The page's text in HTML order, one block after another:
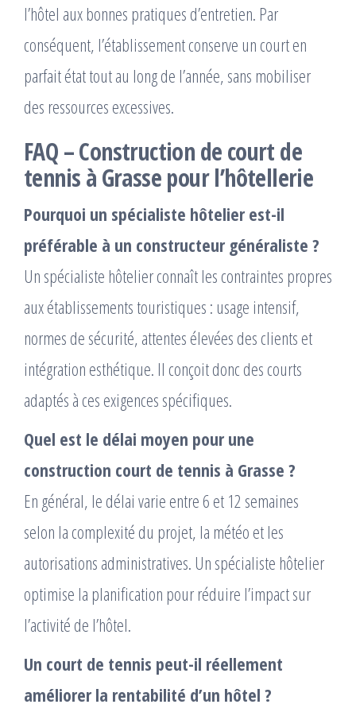
l’hôtel aux bonnes pratiques d’entretien. Par
conséquent, l’établissement conserve un court en
parfait état tout au long de l’année, sans mobiliser
des ressources excessives.
FAQ – Construction de court de
tennis à Grasse pour l’hôtellerie
Pourquoi un spécialiste hôtelier est-il
préférable à un constructeur généraliste ?
Un spécialiste hôtelier connaît les contraintes propres
aux établissements touristiques : usage intensif,
normes de sécurité, attentes élevées des clients et
intégration esthétique. Il conçoit donc des courts
adaptés à ces exigences spécifiques.
Quel est le délai moyen pour une
construction court de tennis à Grasse ?
En général, le délai varie entre 6 et 12 semaines
selon la complexité du projet, la météo et les
autorisations administratives. Un spécialiste hôtelier
optimise la planification pour réduire l’impact sur
l’activité de l’hôtel.
Un court de tennis peut-il réellement
améliorer la rentabilité d’un hôtel ?